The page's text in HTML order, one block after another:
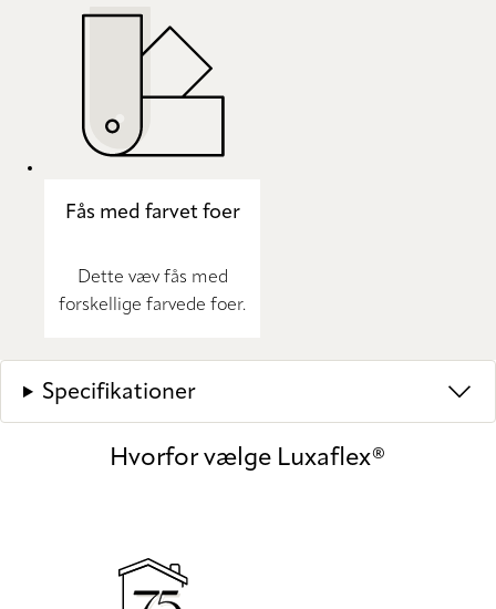
Fås med farvet foer
Dette væv fås med
forskellige farvede foer.
Specifikationer
Hvorfor vælge Luxaflex®